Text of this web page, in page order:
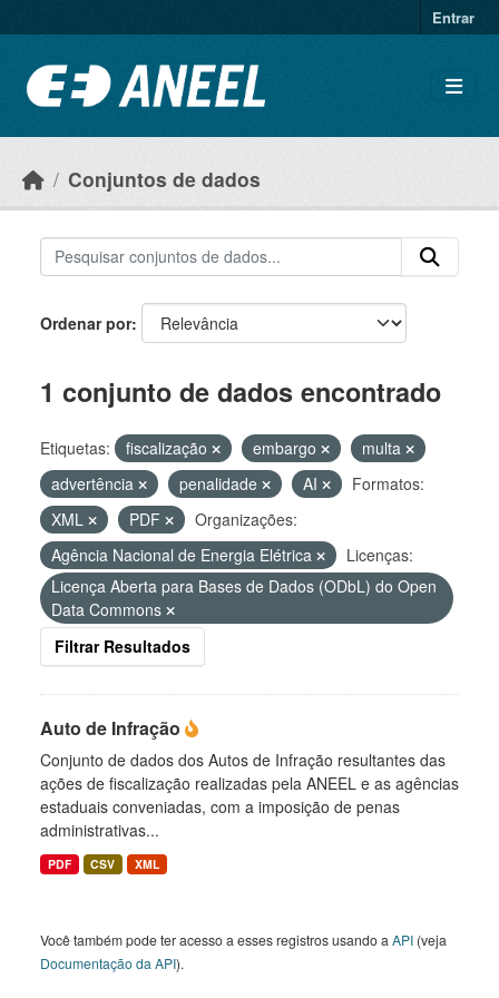
Entrar
Conjuntos de dados
Ordenar por
1 conjunto de dados encontrado
Etiquetas: fiscalização embargo
multa
advertência
penalidade AI
Formatos:
XML
PDF
Organizações:
Agência Nacional de Energia Elétrica
Licenças:
Licença Aberta para Bases de Dados (ODbL) do Open
Data Commons
Filtrar Resultados
Auto de Infração
Conjunto de dados dos Autos de Infração resultantes das
ações de fiscalização realizadas pela ANEEL e as agências
estaduais conveniadas, com a imposição de penas
administrativas...
PDF CSV XML
Você também pode ter acesso a esses registros usando a API (veja
Documentação da API).